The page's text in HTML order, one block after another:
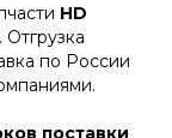
HD
по России
поставки